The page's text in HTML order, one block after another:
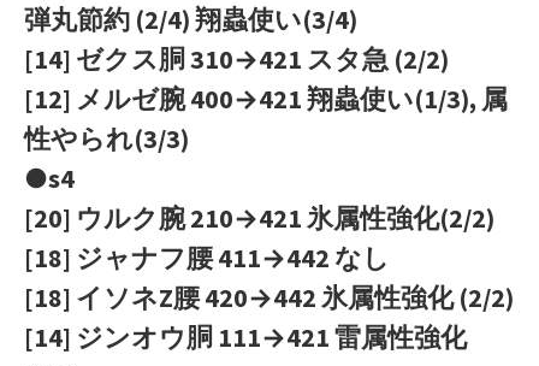
弾丸節約 (2/4) 翔蟲使い(3/4)
[14] ゼクス胴 310→421 スタ急 (2/2)
[12] メルゼ腕 400→421 翔蟲使い(1/3), 属
性やられ(3/3)
●s4
[20] ウルク腕 210→421 氷属性強化(2/2)
[18] ジャナフ腰 411→442 なし
[18] イソネZ腰 420→442 氷属性強化 (2/2)
[14] ジンオウ胴 111→421 雷属性強化